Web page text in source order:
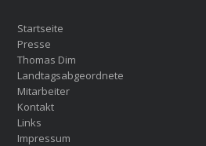
Startseite
Presse
Thomas Dim
Landtagsabgeordnete
Mitarbeiter
Kontakt
Links
Impressum